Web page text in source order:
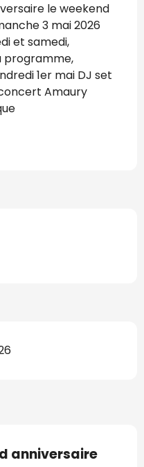
le weekend
3 mai 2026
et samedi,
programme,
1er mai DJ set
Amaury
anniversaire